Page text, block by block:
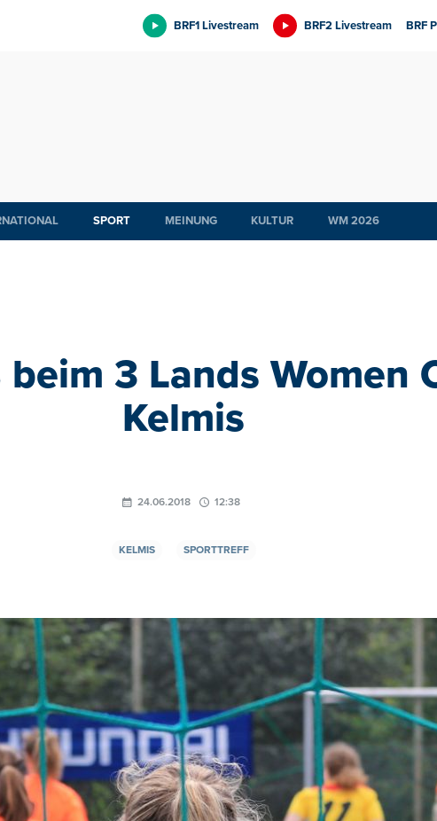
BRF1 Livestream BRF2 Livestream BRF
SPORT MEINUNG KULTUR WM 2026
3 Lands Women
Kelmis
24.06.2018 12:38
KELMIS SPORTTREFF